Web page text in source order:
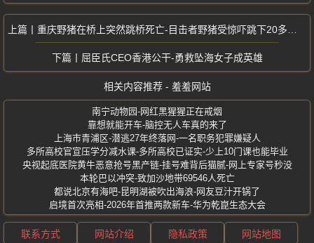
重庆野猪在桥上突然跳桥死亡-目击者野猪受惊吓跳下20多米高桥
屈臣氏CEO香港公干-勇救坠海女子成英雄
相关内容推荐 - 羞羞网站
南宁动物园-网红黑猩猩正在戒烟
靠想就能开车-脑控无人车真的来了
上海市青浦区-潜逃27年终落网-一名职务犯罪嫌疑人
多所高校官宣压学分减水课-多所高校已证实-少上10门课也能毕业
央视起底医院黄牛恶意抢号黑产链-挂号难背后猫腻-网上专家号秒没
本轮巴以冲突-致加沙地带69546人死亡
都说北京有海吧-昆明湖被吹出海浪-网友豆汁开锅了
启境首次亮相-2026年首推两款新车-华为乾崑生态大会
联系方式 网站介绍 隐私政策 网站地图